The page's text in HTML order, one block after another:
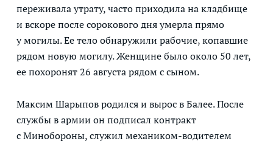
переживала утрату, часто приходила на кладбище
и вскоре после сорокового дня умерла прямо
у могилы. Ее тело обнаружили рабочие, копавшие
рядом новую могилу. Женщине было около 50 лет,
ее похоронят 26 августа рядом с сыном.
Максим Шарыпов родился и вырос в Балее. После
службы в армии он подписал контракт
с Минобороны, служил механиком-водителем